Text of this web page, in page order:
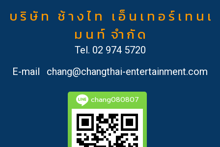
บ ริ ษั ท ช้ า ง ไ ท เ อ็ น เ ท อ ร์ เ ท น เ
ม น ท์ จำ กั ด
Tel. 02 974 5720
E-mail
chang@changthai-entertainment.com
chang080807